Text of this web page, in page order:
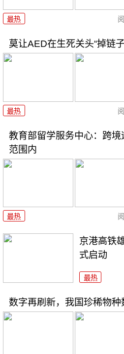
最热
莫让AED在生死关头“掉链
最热
教育部留学服务中心：跨
范围内
最热
京港高铁
式启动
最热
数字再刷新，我国珍稀物